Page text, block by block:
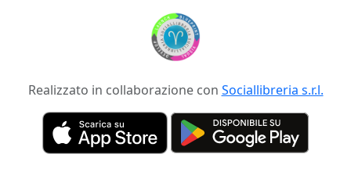
Realizzato in collaborazione con Sociallibreria s.r.l.